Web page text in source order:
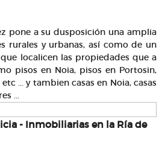
pone a su dusposición una amplia
rurales y urbanas, así como de un
localicen las propiedades que a
pisos en Noia, pisos en Portosin,
... y tambien casas en Noia, casas
...
- Inmobiliarias en la Ría de